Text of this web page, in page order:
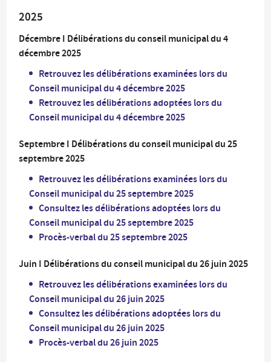
2025
Décembre I Délibérations du conseil municipal du 4
décembre 2025
Retrouvez les délibérations examinées lors du
Conseil municipal du 4 décembre 2025
Retrouvez les délibérations adoptées lors du
Conseil municipal du 4 décembre 2025
Septembre I Délibérations du conseil municipal du 25
septembre 2025
Retrouvez les délibérations examinées lors du
Conseil municipal du 25 septembre 2025
Consultez les délibérations adoptées lors du
Conseil municipal du 25 septembre 2025
Procès-verbal du 25 septembre 2025
Juin I Délibérations du conseil municipal du 26 juin 2025
Retrouvez les délibérations examinées lors du
Conseil municipal du 26 juin 2025
Consultez les délibérations adoptées lors du
Conseil municipal du 26 juin 2025
Procès-verbal du 26 juin 2025